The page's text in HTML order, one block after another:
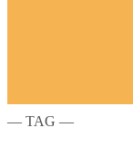
― TAG ―